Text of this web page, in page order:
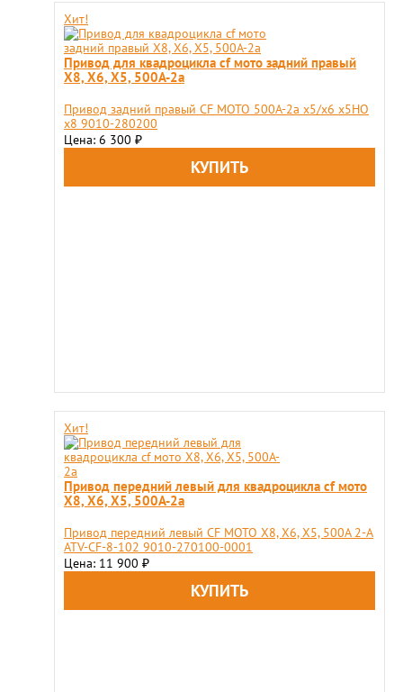
Хит!
Привод для квадроцикла cf мото задний правый
X8, X6, X5, 500A-2a
Привод задний правый CF MOTO 500A-2a x5/x6 x5HO
x8 9010-280200
Цена: 6 300 ₽
Хит!
Привод передний левый для квадроцикла cf мото
X8, X6, X5, 500A-2a
Привод передний левый CF MOTO X8, X6, X5, 500A 2-A
ATV-CF-8-102 9010-270100-0001
Цена: 11 900 ₽